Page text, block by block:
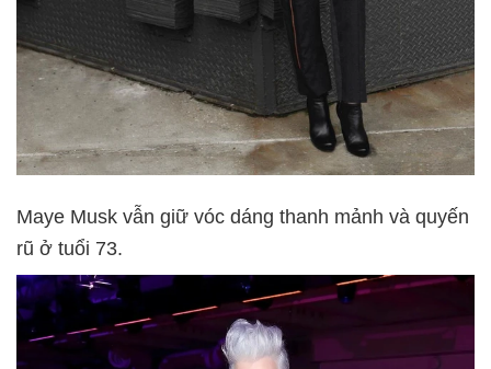
Maye Musk vẫn giữ vóc dáng thanh mảnh và quyến
rũ ở tuổi 73.